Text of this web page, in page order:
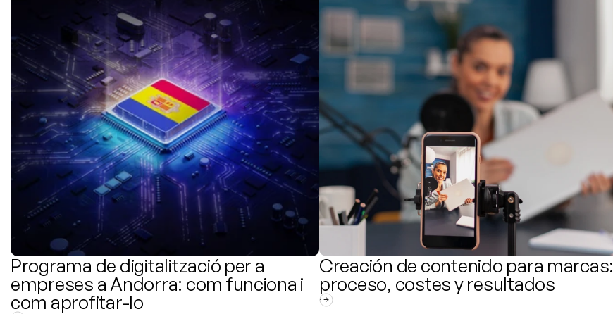
Programa de digitalització per a
empreses a Andorra: com funciona i
com aprofitar-lo
Creación de contenido para marcas:
proceso, costes y resultados